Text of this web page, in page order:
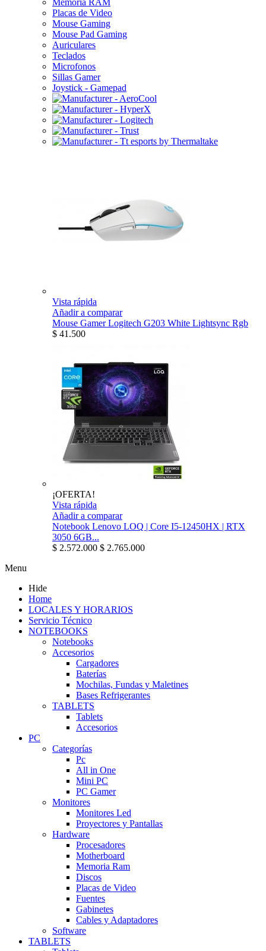
Placas de Video
Mouse Gaming
Mouse Pad Gaming
Auriculares
Teclados
Microfonos
Sillas Gamer
Joystick - Gamepad
Vista rápida
Añadir a comparar
Mouse Gamer Logitech G203 White Lightsync Rgb
$ 41.500
¡OFERTA!
Vista rápida
Añadir a comparar
Notebook Lenovo LOQ | Core I5-12450HX | RTX
3050 6GB...
$ 2.572.000 $ 2.765.000
Menu
Hide
Home
LOCALES Y HORARIOS
Servicio Técnico
NOTEBOOKS
Notebooks
Accesorios
Cargadores
Baterías
Mochilas, Fundas y Maletines
Bases Refrigerantes
TABLETS
Tablets
Accesorios
PC
Categorías
Pc
All in One
Mini PC
PC Gamer
Monitores
Monitores Led
Proyectores y Pantallas
Hardware
Procesadores
Motherboard
Memoria Ram
Discos
Placas de Video
Fuentes
Gabinetes
Cables y Adaptadores
Software
TABLETS